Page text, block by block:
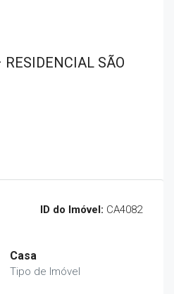
SÃO
ID do Imóvel: CA4082
Casa
Tipo de Imóvel